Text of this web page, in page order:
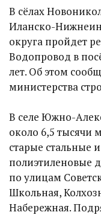
В сёлах
Иланско-
округа пройдет
Водопровод в
лет. Об этом
министерства
В селе Южно-
около 6,5 тысячи
старые стальные
полиэтиленовые
по улицам
Школьная,
Набережная.